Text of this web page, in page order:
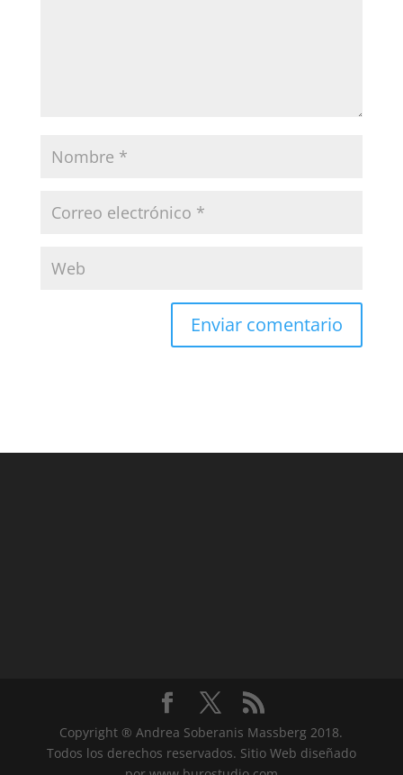
Copyright ® Andrea Soberanis Massberg 2018.
Todos los derechos reservados. Sitio Web diseñado